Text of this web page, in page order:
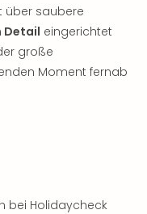
über saubere
Detail eingerichtet
große
Moment fernab
bei Holidaycheck